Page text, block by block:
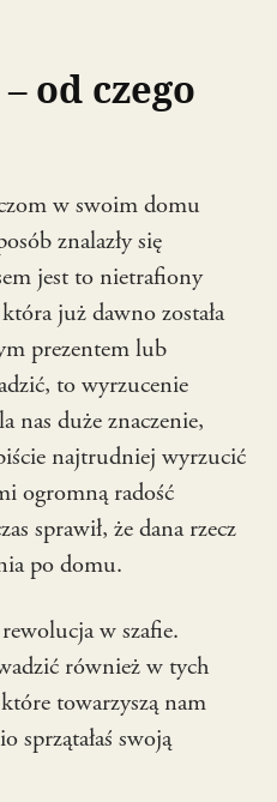
od czego
w swoim domu
znalazły się
jest to nietrafiony
już dawno została
prezentem lub
to wyrzucenie
nas duże znaczenie,
najtrudniej wyrzucić
ogromną radość
sprawił, że dana rzecz
po domu.
w szafie.
również w tych
towarzyszą nam
sprzątałaś swoją